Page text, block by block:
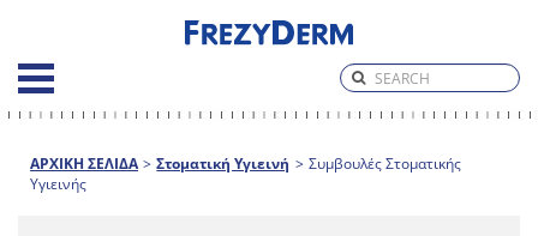
ΑΡΧΙΚΗ ΣΕΛΙΔΑ > Στοματική Υγιεινή > Συμβουλές Στοματικής
Υγιεινής